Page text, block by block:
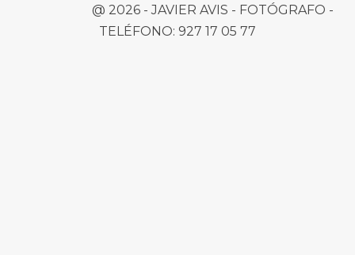
@ 2026 -JAVIER AVIS - FOTÓGRAFO -
TELÉFONO: 927 17 05 77